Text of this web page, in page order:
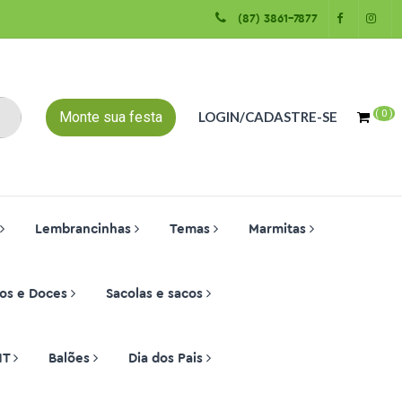
(87) 3861-7877
Monte sua festa LOGIN/CADASTRE-SE ( 0 )
Lembrancinhas Temas Marmitas
e Doces Sacolas e sacos
Balões Dia dos Pais